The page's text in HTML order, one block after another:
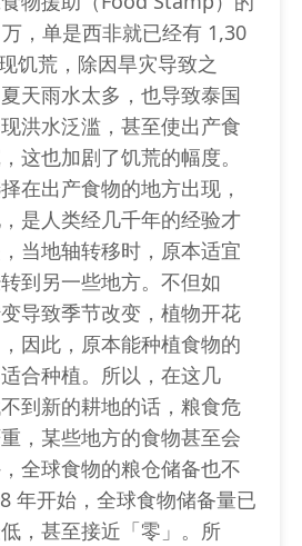
，单是西非就已经有 1,30
饥荒，除因旱灾导致之
天雨水太多，也导致泰国
洪水泛滥，甚至使出产食
这也加剧了饥荒的幅度。
在出产食物的地方出现，
是人类经几千年的经验才
当地轴转移时，原本适宜
到另一些地方。不但如
导致季节改变，植物开花
因此，原本能种植食物的
合种植。所以，在这几
到新的耕地的话，粮食危
，某些地方的食物甚至会
全球食物的粮仓储备也不
年开始，全球食物储备量已
，甚至接近「零」。所